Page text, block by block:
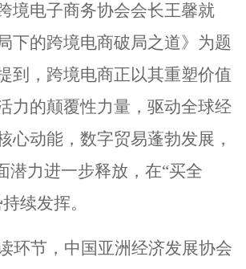
境电子商务协会会长王馨就
下的跨境电商破局之道》为题
到，跨境电商正以其重塑价值
力的颠覆性力量，驱动全球经
心动能，数字贸易蓬勃发展，
潜力进一步释放，在“买全
续发挥。
环节，中国亚洲经济发展协会